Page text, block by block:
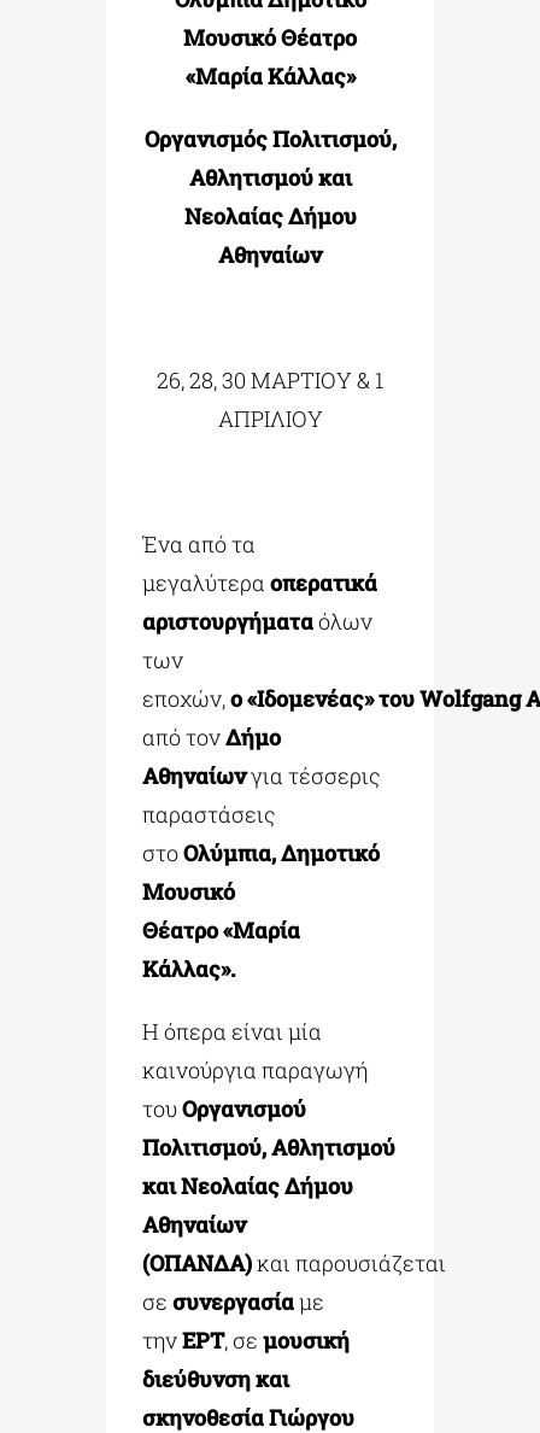
Μουσικό Θέατρο
«Μαρία Κάλλας»
Οργανισμός Πολιτισμού,
Αθλητισμού και
Νεολαίας Δήμου
Αθηναίων
26, 28, 30 ΜΑΡΤΙΟΥ & 1
ΑΠΡΙΛΙΟΥ
Ένα από τα
μεγαλύτεραοπερατικά
αριστουργήματαόλων
των
εποχών,ο«Ιδομενέας»τουWolfgang
από τονΔήμο
Αθηναίωνγια τέσσερις
παραστάσεις
στοΟλύμπια, Δημοτικό
Μουσικό
Θέατρο«Μαρία
Κάλλας».
Η όπερα είναι μία
καινούργια παραγωγή
τουΟργανισμού
Πολιτισμού, Αθλητισμού
και Νεολαίας Δήμου
Αθηναίων
(ΟΠΑΝΔΑ)και παρουσιάζεται
σεσυνεργασίαμε
τηνΕΡΤ, σεμουσική
διεύθυνση και
σκηνοθεσίαΓιώργου